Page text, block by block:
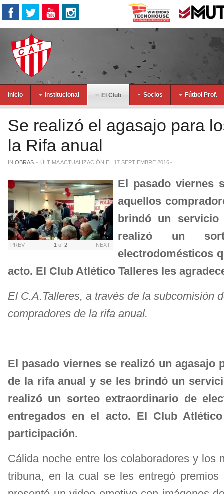
Inicio Institucional El Club Socios Fútbol Prof.
Se realizó el agasajo para
la Rifa anual
IN OBRAS ÚLTIMA ACTUALIZACIÓN EL 17 SEPTIEMBRE 2016
PREV 1 of 2 NEXT
El pasado viernes
aquellos
brindó un servicio
realizó un
electrodomésticos
acto. El Club Atlético Talleres les
El C.A.Talleres, a través de la subcomisión
compradores de la rifa anual.
El pasado viernes se realizó un agasajo
de la rifa anual y se les brindó un
realizó un sorteo extraordinario de
entregados en el acto. El Club
participación.
Cálida noche entre los colaboradores y los
tribuna, en la cual se les entregó